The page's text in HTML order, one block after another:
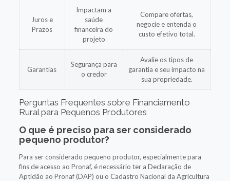
Juros e
Prazos
Impactam a
saúde
financeira do
projeto
Compare ofertas,
negocie e entenda o
custo efetivo total.
Garantias
Segurança para
o credor
Avalie os tipos de
garantia e seu impacto na
sua propriedade.
Perguntas Frequentes sobre Financiamento
Rural para Pequenos Produtores
O que é preciso para ser considerado
pequeno produtor?
Para ser considerado pequeno produtor, especialmente para
fins de acesso ao Pronaf, é necessário ter a Declaração de
Aptidão ao Pronaf (DAP) ou o Cadastro Nacional da Agricultura